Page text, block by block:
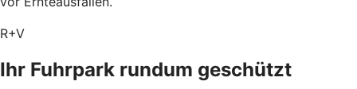
R+V
Ihr Fuhrpark rundum geschützt